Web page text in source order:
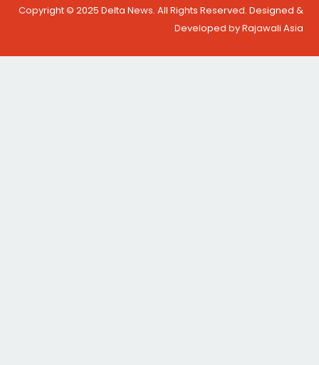
Copyright © 2025 Delta News. All Rights Reserved. Designed &
Developed by Rajawali Asia